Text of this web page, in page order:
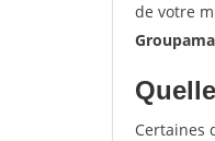
de votre
Certaines